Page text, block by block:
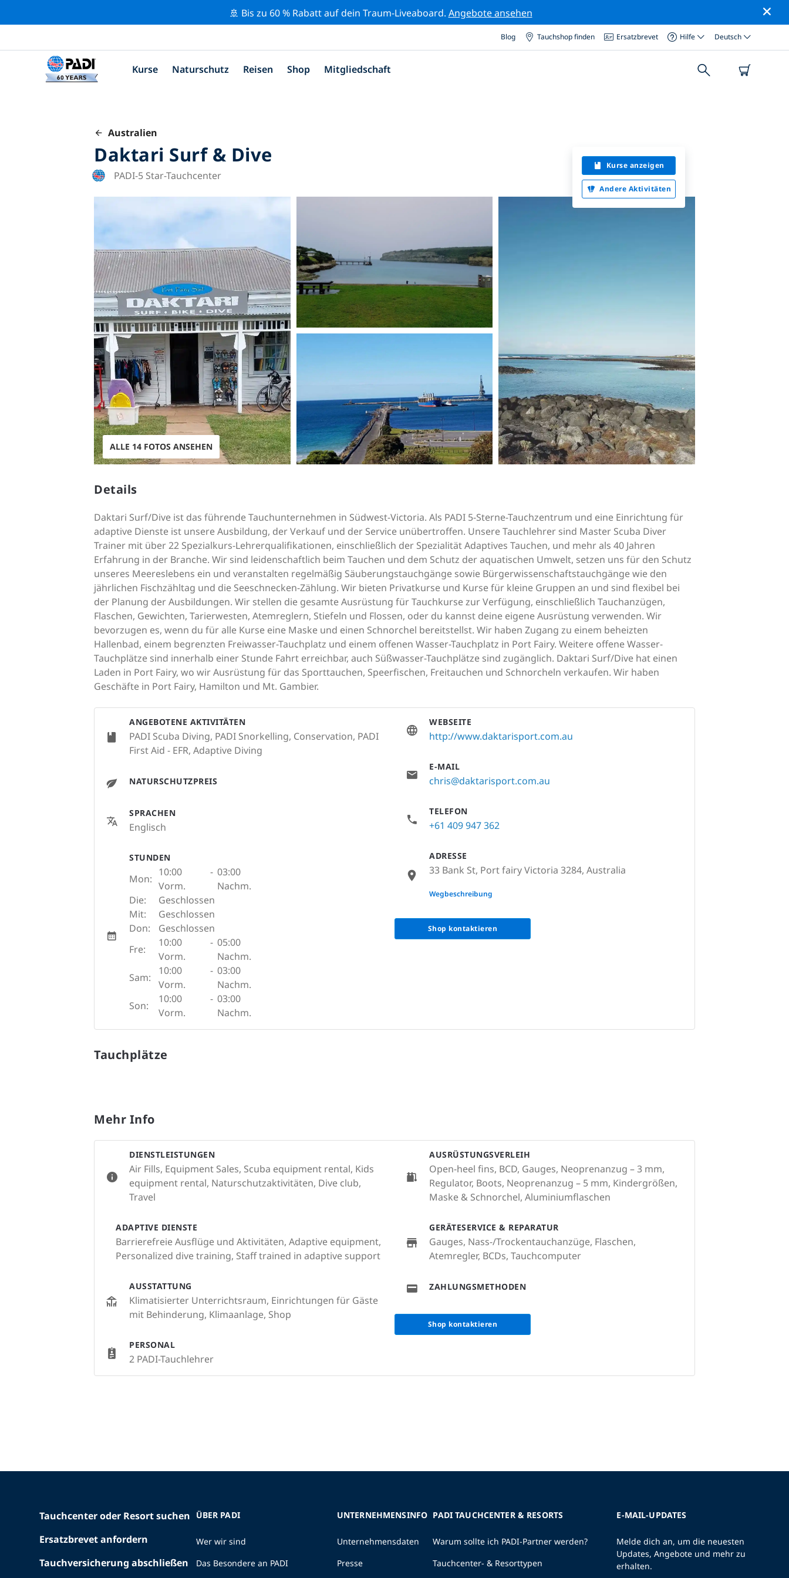
🚢 Bis zu 60 % Rabatt auf dein Traum-Liveaboard. Angebote ansehen
Blog Tauchshop finden Ersatzbrevet Hilfe Deutsch
Kurse Naturschutz Reisen Shop Mitgliedschaft
Australien
Daktari Surf & Dive
PADI-5 Star-Tauchcenter
Kurse anzeigen
Andere Aktivitäten
ALLE 14 FOTOS ANSEHEN
Details
Daktari Surf/Dive ist das führende Tauchunternehmen in Südwest-Victoria. Als PADI 5-Sterne-Tauchzentrum und eine Einrichtung für
adaptive Dienste ist unsere Ausbildung, der Verkauf und der Service unübertroffen. Unsere Tauchlehrer sind Master Scuba Diver
Trainer mit über 22 Spezialkurs-Lehrerqualifikationen, einschließlich der Spezialität Adaptives Tauchen, und mehr als 40 Jahren
Erfahrung in der Branche. Wir sind leidenschaftlich beim Tauchen und dem Schutz der aquatischen Umwelt, setzen uns für den Schutz
unseres Meereslebens ein und veranstalten regelmäßig Säuberungstauchgänge sowie Bürgerwissenschaftstauchgänge wie den
jährlichen Fischzähltag und die Seeschnecken-Zählung. Wir bieten Privatkurse und Kurse für kleine Gruppen an und sind flexibel bei
der Planung der Ausbildungen. Wir stellen die gesamte Ausrüstung für Tauchkurse zur Verfügung, einschließlich Tauchanzügen,
Flaschen, Gewichten, Tarierwesten, Atemreglern, Stiefeln und Flossen, oder du kannst deine eigene Ausrüstung verwenden. Wir
bevorzugen es, wenn du für alle Kurse eine Maske und einen Schnorchel bereitstellst. Wir haben Zugang zu einem beheizten
Hallenbad, einem begrenzten Freiwasser-Tauchplatz und einem offenen Wasser-Tauchplatz in Port Fairy. Weitere offene Wasser-
Tauchplätze sind innerhalb einer Stunde Fahrt erreichbar, auch Süßwasser-Tauchplätze sind zugänglich. Daktari Surf/Dive hat einen
Laden in Port Fairy, wo wir Ausrüstung für das Sporttauchen, Speerfischen, Freitauchen und Schnorcheln verkaufen. Wir haben
Geschäfte in Port Fairy, Hamilton und Mt. Gambier.
ANGEBOTENE AKTIVITÄTEN
PADI Scuba Diving, PADI Snorkelling, Conservation, PADI
First Aid - EFR, Adaptive Diving
NATURSCHUTZPREIS
SPRACHEN
Englisch
STUNDEN
Mon:
10:00
Vorm.
- 03:00
Nachm.
Die:
Geschlossen
Mit:
Geschlossen
Don:
Geschlossen
Fre:
10:00
Vorm.
- 05:00
Nachm.
Sam:
10:00
Vorm.
- 03:00
Nachm.
Son:
10:00
Vorm.
- 03:00
Nachm.
WEBSEITE
http://www.daktarisport.com.au
E-MAIL
chris@daktarisport.com.au
TELEFON
+61 409 947 362
ADRESSE
33 Bank St, Port fairy Victoria 3284, Australia
None
Wegbeschreibung
Shop kontaktieren
Tauchplätze
Mehr Info
DIENSTLEISTUNGEN
Air Fills, Equipment Sales, Scuba equipment rental, Kids
equipment rental, Naturschutzaktivitäten, Dive club,
Travel
ADAPTIVE DIENSTE
Barrierefreie Ausflüge und Aktivitäten, Adaptive equipment,
Personalized dive training, Staff trained in adaptive support
AUSSTATTUNG
Klimatisierter Unterrichtsraum, Einrichtungen für Gäste
mit Behinderung, Klimaanlage, Shop
PERSONAL
2 PADI-Tauchlehrer
AUSRÜSTUNGSVERLEIH
Open-heel fins, BCD, Gauges, Neoprenanzug – 3 mm,
Regulator, Boots, Neoprenanzug – 5 mm, Kindergrößen,
Maske & Schnorchel, Aluminiumflaschen
GERÄTESERVICE & REPARATUR
Gauges, Nass-/Trockentauchanzüge, Flaschen,
Atemregler, BCDs, Tauchcomputer
ZAHLUNGSMETHODEN
Shop kontaktieren
Tauchcenter oder Resort suchen
Ersatzbrevet anfordern
Tauchversicherung abschließen
ÜBER PADI
Wer wir sind
Das Besondere an PADI
UNTERNEHMENSINFO
Unternehmensdaten
Presse
PADI TAUCHCENTER & RESORTS
Warum sollte ich PADI-Partner werden?
Tauchcenter- & Resorttypen
E-MAIL-UPDATES
Melde dich an, um die neuesten
Updates, Angebote und mehr zu
erhalten.